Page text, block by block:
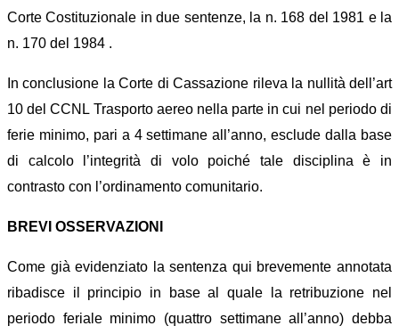
Corte Costituzionale in due sentenze, la n. 168 del 1981 e la
n. 170 del 1984 .
In conclusione la Corte di Cassazione rileva la nullità dell’art
10 del CCNL Trasporto aereo nella parte in cui nel periodo di
ferie minimo, pari a 4 settimane all’anno, esclude dalla base
di calcolo l’integrità di volo poiché tale disciplina è in
contrasto con l’ordinamento comunitario.
BREVI OSSERVAZIONI
Come già evidenziato la sentenza qui brevemente annotata
ribadisce il principio in base al quale la retribuzione nel
periodo feriale minimo (quattro settimane all’anno) debba